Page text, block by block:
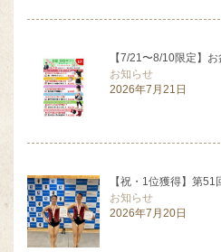
【7/21〜8/10限定】
お知らせ
2026年7月21日
【祝・1位獲得】第
お知らせ
2026年7月20日